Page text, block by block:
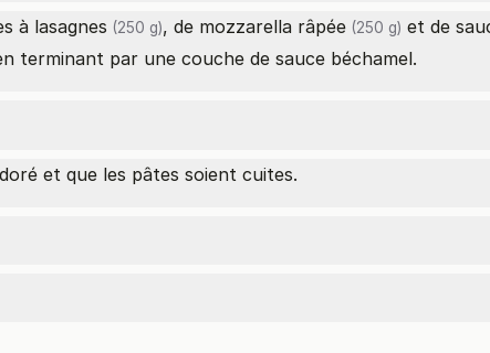
à lasagnes (250 g), de mozzarella râpée (250 g) et de
terminant par une couche de sauce béchamel.
et que les pâtes soient cuites.